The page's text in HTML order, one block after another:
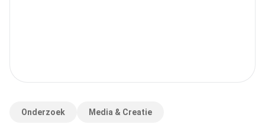
Onderzoek Media & Creatie